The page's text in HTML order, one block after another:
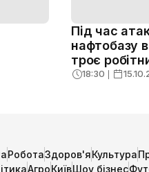
Під час
нафтобазу
троє
18:30 ❘
РоботаЗдоров'яКультура
АгроКиївШоу бізнес